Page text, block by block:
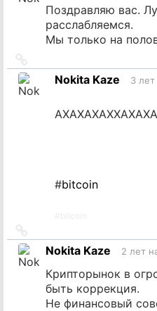
Поздравляю вас.
расслабляемся.
Мы только на
на
источникNokita Kaze 3 лет
#bitcoin
на
источник
Nokita Kaze 2 лет
Крипторынок в
быть коррекция.
Не финансовый